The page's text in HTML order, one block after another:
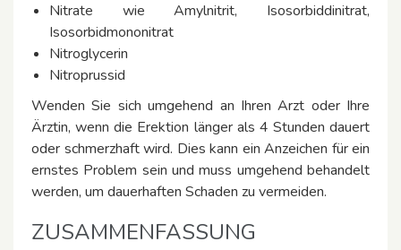
Nitrate wie Amylnitrit, Isosorbiddinitrat,
Isosorbidmononitrat
Nitroglycerin
Nitroprussid
Wenden Sie sich umgehend an Ihren Arzt oder Ihre
Ärztin, wenn die Erektion länger als 4 Stunden dauert
oder schmerzhaft wird. Dies kann ein Anzeichen für ein
ernstes Problem sein und muss umgehend behandelt
werden, um dauerhaften Schaden zu vermeiden.
ZUSAMMENFASSUNG